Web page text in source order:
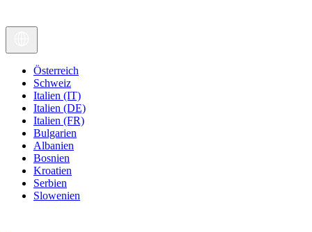
Österreich
Schweiz
Italien (IT)
Italien (DE)
Italien (FR)
Bulgarien
Albanien
Bosnien
Kroatien
Serbien
Slowenien